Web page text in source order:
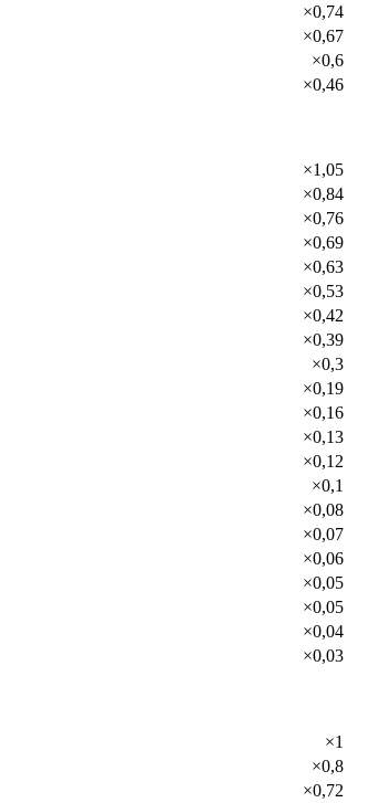
×0,74
×0,67
×0,6
×0,46
×1,05
×0,84
×0,76
×0,69
×0,63
×0,53
×0,42
×0,39
×0,3
×0,19
×0,16
×0,13
×0,12
×0,1
×0,08
×0,07
×0,06
×0,05
×0,05
×0,04
×0,03
×1
×0,8
×0,72